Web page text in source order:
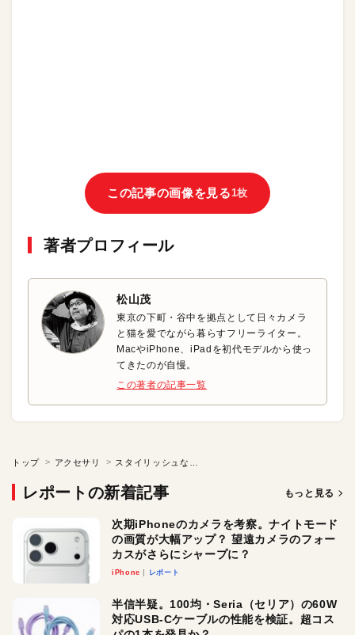
この記事の画像を見る1枚
著者プロフィール
松山茂
東京の下町・谷中を拠点として日々カメラ
と猫を愛でながら暮らすフリーライター。
MacやiPhone、iPadを初代モデルから使っ
てきたのが自慢。
この著者の記事一覧
トップ アクセサリ
レポートの新着記事 もっと見る
次期iPhoneのカメラを考察。ナイトモード
の画質が大幅アップ？ 望遠カメラのフォー
カスがさらにシャープに？
iPhone レポート
半信半疑。100均・Seria（セリア）の60W
対応USB-Cケーブルの性能を検証。超コス